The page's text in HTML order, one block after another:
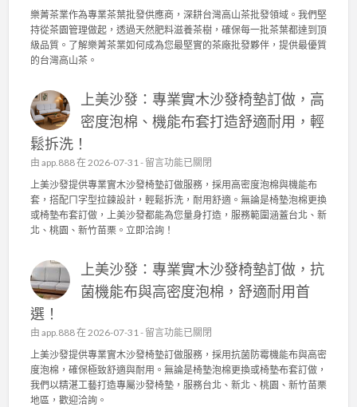
〈
樂
菁
茶
台
高
茶
發
的
品
質
持
茶
日
常
管
理
，
樂菁茶業作為專業茶葉批發供應商，深耕台灣高山茶批發領域。我們堅
持從茶園管理做起，透過天然肥料滋養茶樹，確保每一批茶葉都達到頂
級品質。了解樂菁茶業如何成為您最堅實的茶廠批發夥伴，提供最優質
的台灣高山茶。
上美沙發：專業實木沙發椅墊訂做，高
密度泡棉、機能布套打造舒適耐用，輕
鬆拆洗！
由 app.888在 2026-07-31 - 在
〈
上
美
沙
發
專
業
實
沙
椅
墊
訂
留言功能已關閉
上美沙發提供專業實木沙發椅墊訂做服務，採用高密度泡棉與機能布
套，搭配ㄇ字型拉鍊設計，輕鬆拆洗，耐用舒適。無論是椅墊泡棉更換
或椅墊布套訂做，上美沙發都能為您量身打造，服務範圍涵蓋台北、新
北、桃園、新竹苗栗。立即洽詢！
上美沙發：專業實木沙發椅墊訂做，抗
菌機能布與高密度泡棉，舒適耐用首
選！
由 app.888在 2026-07-31 - 在
〈
上
美
沙
留言功能已關閉
上美沙發提供專業實木沙發椅墊訂做服務，採用抗菌防霉機能布與高密
度泡棉，確保極致舒適與耐用。無論是椅墊泡棉更換或椅墊布套訂做，
我們以精湛工藝打造專屬沙發椅墊，服務台北、新北、桃園、新竹苗栗
地區，歡迎洽詢。